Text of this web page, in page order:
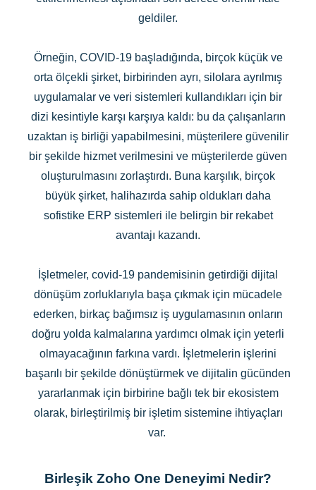
geldiler.
Örneğin, COVID-19 başladığında, birçok küçük ve
orta ölçekli şirket, birbirinden ayrı, silolara ayrılmış
uygulamalar ve veri sistemleri kullandıkları için bir
dizi kesintiyle karşı karşıya kaldı: bu da çalışanların
uzaktan iş birliği yapabilmesini, müşterilere güvenilir
bir şekilde hizmet verilmesini ve müşterilerde güven
oluşturulmasını zorlaştırdı. Buna karşılık, birçok
büyük şirket, halihazırda sahip oldukları daha
sofistike ERP sistemleri ile belirgin bir rekabet
avantajı kazandı.
İşletmeler, covid-19 pandemisinin getirdiği dijital
dönüşüm zorluklarıyla başa çıkmak için mücadele
ederken, birkaç bağımsız iş uygulamasının onların
doğru yolda kalmalarına yardımcı olmak için yeterli
olmayacağının farkına vardı. İşletmelerin işlerini
başarılı bir şekilde dönüştürmek ve dijitalin gücünden
yararlanmak için birbirine bağlı tek bir ekosistem
olarak, birleştirilmiş bir işletim sistemine ihtiyaçları
var.
Birleşik Zoho One Deneyimi Nedir?